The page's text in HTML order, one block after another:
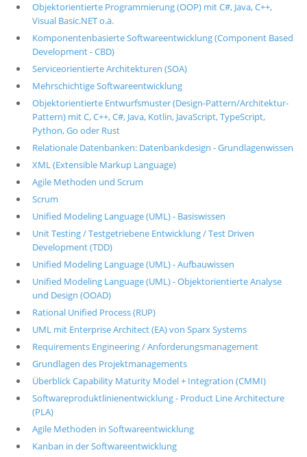
Objektorientierte Programmierung (OOP) mit C#, Java, C++,
Visual Basic.NET o.ä.
Komponentenbasierte Softwareentwicklung (Component Based
Development - CBD)
Serviceorientierte Architekturen (SOA)
Mehrschichtige Softwareentwicklung
Objektorientierte Entwurfsmuster (Design-Pattern/Architektur-
Pattern) mit C, C++, C#, Java, Kotlin, JavaScript, TypeScript,
Python, Go oder Rust
Relationale Datenbanken: Datenbankdesign - Grundlagenwissen
XML (Extensible Markup Language)
Agile Methoden und Scrum
Scrum
Unified Modeling Language (UML) - Basiswissen
Unit Testing / Testgetriebene Entwicklung / Test Driven
Development (TDD)
Unified Modeling Language (UML) - Aufbauwissen
Unified Modeling Language (UML) - Objektorientierte Analyse
und Design (OOAD)
Rational Unified Process (RUP)
UML mit Enterprise Architect (EA) von Sparx Systems
Requirements Engineering / Anforderungsmanagement
Grundlagen des Projektmanagements
Überblick Capability Maturity Model + Integration (CMMI)
Softwareproduktlinienentwicklung - Product Line Architecture
(PLA)
Agile Methoden in Softwareentwicklung
Kanban in der Softwareentwicklung